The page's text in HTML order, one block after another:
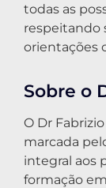
todas as
respeitando
orientações
Sobre o
O Dr
marcada
integral aos
formação